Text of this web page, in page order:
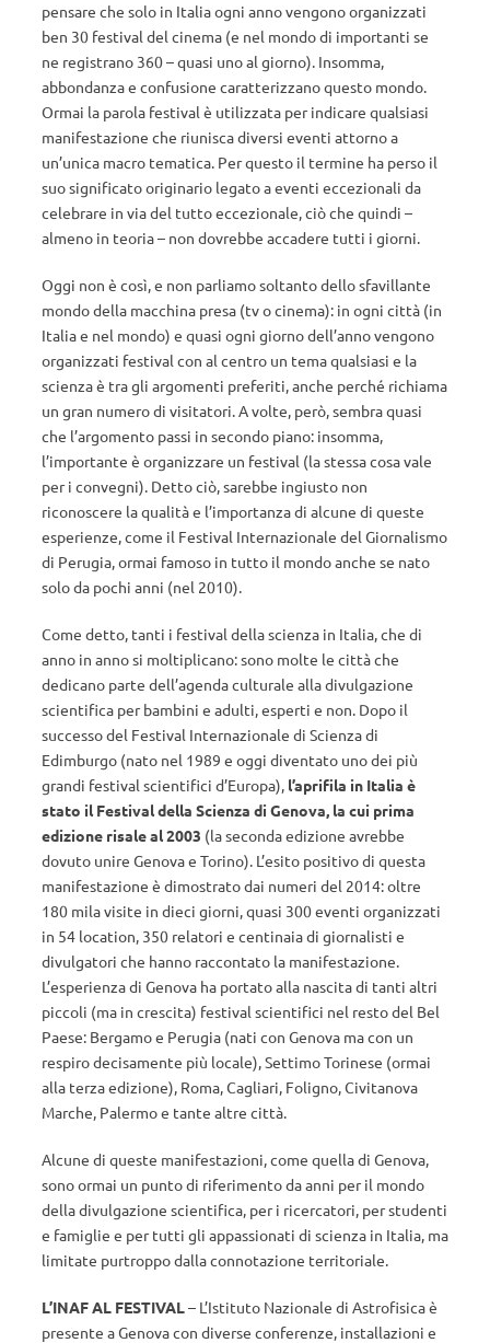
pensare che solo in Italia ogni anno vengono organizzati
ben 30 festival del cinema (e nel mondo di importanti se
ne registrano 360 – quasi uno al giorno). Insomma,
abbondanza e confusione caratterizzano questo mondo.
Ormai la parola festival è utilizzata per indicare qualsiasi
manifestazione che riunisca diversi eventi attorno a
un’unica macro tematica. Per questo il termine ha perso il
suo significato originario legato a eventi eccezionali da
celebrare in via del tutto eccezionale, ciò che quindi –
almeno in teoria – non dovrebbe accadere tutti i giorni.
Oggi non è così, e non parliamo soltanto dello sfavillante
mondo della macchina presa (tv o cinema): in ogni città (in
Italia e nel mondo) e quasi ogni giorno dell’anno vengono
organizzati festival con al centro un tema qualsiasi e la
scienza è tra gli argomenti preferiti, anche perché richiama
un gran numero di visitatori. A volte, però, sembra quasi
che l’argomento passi in secondo piano: insomma,
l’importante è organizzare un festival (la stessa cosa vale
per i convegni). Detto ciò, sarebbe ingiusto non
riconoscere la qualità e l’importanza di alcune di queste
esperienze, come il Festival Internazionale del Giornalismo
di Perugia, ormai famoso in tutto il mondo anche se nato
solo da pochi anni (nel 2010).
Come detto, tanti i festival della scienza in Italia, che di
anno in anno si moltiplicano: sono molte le città che
dedicano parte dell’agenda culturale alla divulgazione
scientifica per bambini e adulti, esperti e non. Dopo il
successo del Festival Internazionale di Scienza di
Edimburgo (nato nel 1989 e oggi diventato uno dei più
grandi festival scientifici d’Europa), l’aprifila in Italia è
stato il Festival della Scienza di Genova, la cui prima
edizione risale al 2003 (la seconda edizione avrebbe
dovuto unire Genova e Torino). L’esito positivo di questa
manifestazione è dimostrato dai numeri del 2014: oltre
180 mila visite in dieci giorni, quasi 300 eventi organizzati
in 54 location, 350 relatori e centinaia di giornalisti e
divulgatori che hanno raccontato la manifestazione.
L’esperienza di Genova ha portato alla nascita di tanti altri
piccoli (ma in crescita) festival scientifici nel resto del Bel
Paese: Bergamo e Perugia (nati con Genova ma con un
respiro decisamente più locale), Settimo Torinese (ormai
alla terza edizione), Roma, Cagliari, Foligno, Civitanova
Marche, Palermo e tante altre città.
Alcune di queste manifestazioni, come quella di Genova,
sono ormai un punto di riferimento da anni per il mondo
della divulgazione scientifica, per i ricercatori, per studenti
e famiglie e per tutti gli appassionati di scienza in Italia, ma
limitate purtroppo dalla connotazione territoriale.
L’INAF AL FESTIVAL– L’Istituto Nazionale di Astrofisica è
presente a Genova con diverse conferenze, installazioni e